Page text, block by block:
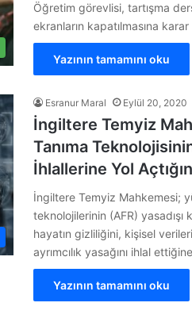
Öğretim görevlisi, tartışma
ekranların kapatılmasına
Yazının tamamını oku
Esranur Maral Eylül 20, 2020
İngiltere Temyiz
Tanıma
İhlallerine Yol
İngiltere Temyiz Mahkemesi;
teknolojilerinin (AFR) yasadışı
hayatın gizliliğini, kişisel
ayrımcılık yasağını ihlal
Yazının tamamını oku